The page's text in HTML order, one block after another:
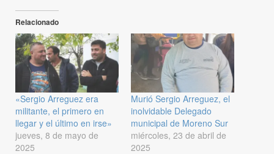
Relacionado
«Sergio Arreguez era
militante, el primero en
llegar y el último en irse»
jueves, 8 de mayo de
2025
Murió Sergio Arreguez, el
inolvidable Delegado
municipal de Moreno Sur
miércoles, 23 de abril de
2025